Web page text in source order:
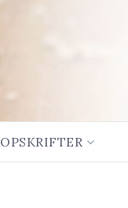
OPSKRIFTER